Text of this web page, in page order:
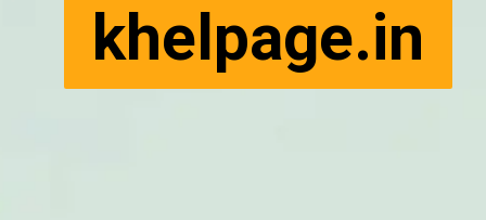
khelpage.in
khelpage.in